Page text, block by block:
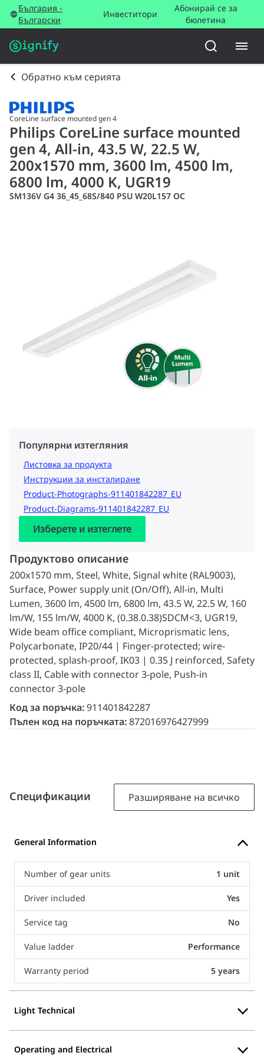
България -
Български
Инвеститори
Абонирай се за
бюлетина
Обратно към серията
CoreLine surface mounted gen 4
Philips CoreLine surface mounted
gen 4, All-in, 43.5 W, 22.5 W,
200x1570 mm, 3600 lm, 4500 lm,
6800 lm, 4000 K, UGR19
SM136V G4 36_45_68S/840 PSU W20L157 OC
Популярни изтегляния
Листовка за продукта
Инструкции за инсталиране
Product-Photographs-911401842287_EU
Product-Diagrams-911401842287_EU
Изберете и изтеглете
Продуктово описание
200x1570 mm, Steel, White, Signal white (RAL9003),
Surface, Power supply unit (On/Off), All-in, Multi
Lumen, 3600 lm, 4500 lm, 6800 lm, 43.5 W, 22.5 W, 160
lm/W, 155 lm/W, 4000 K, (0.38.0.38)SDCM<3, UGR19,
Wide beam office compliant, Microprismatic lens,
Polycarbonate, IP20/44 | Finger-protected; wire-
protected, splash-proof, IK03 | 0.35 J reinforced, Safety
class II, Cable with connector 3-pole, Push-in
connector 3-pole
Код за поръчка:911401842287
Пълен код на поръчката:872016976427999
Спецификации Разширяване на всичко
General Information
Number of gear units 1 unit
Driver included Yes
Service tag No
Value ladder Performance
Warranty period 5 years
Light Technical
Operating and Electrical